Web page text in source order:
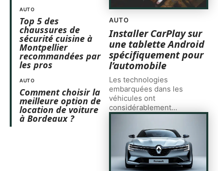
AUTO
Top 5 des
chaussures de
sécurité cuisine à
Montpellier
recommandées par
les pros
AUTO
Comment choisir la
meilleure option de
location de voiture
à Bordeaux ?
AUTO
Installer CarPlay sur
une tablette Android
spécifiquement pour
l’automobile
Les technologies
embarquées dans les
véhicules ont
considérablement…